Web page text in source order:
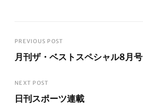
投
稿
ナ
ビ
PREVIOUS POST
月刊ザ・ベストスペシャル8月号
Post
NEXT POST
日刊スポーツ連載